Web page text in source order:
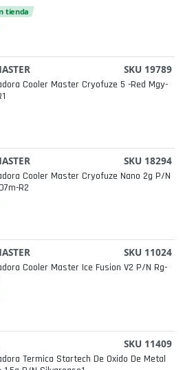
tienda
SKU 19789
Cooler Master Cryofuze 5 -red Mgy-
SKU 18294
Cooler Master Cryofuze Nano 2g P/n
R2
SKU 11024
Cooler Master Ice Fusion V2 P/n Rg-
SKU 11409
Termica Startech De Oxido De Metal